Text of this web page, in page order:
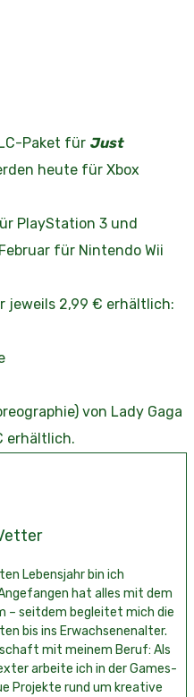
Paket für Just
heute für Xbox
PlayStation 3 und
für Nintendo Wii
jeweils 2,99 € erhältlich:
von Lady Gaga
erhältlich.
Lebensjahr bin ich
hat alles mit dem
– seitdem begleitet mich die
bis ins Erwachsenenalter.
mit meinem Beruf: Als
arbeite ich in der Games-
Projekte rund um kreative